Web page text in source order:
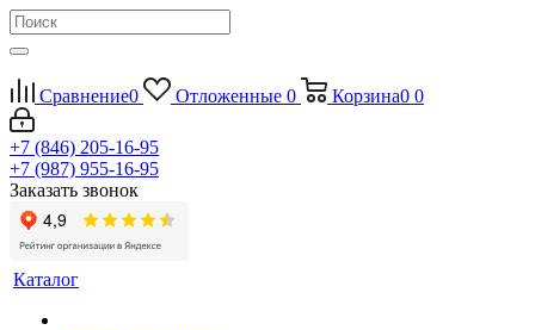
Сравнение0 Отложенные 0 Корзина0 0
+7 (846) 205-16-95
+7 (987) 955-16-95
Заказать звонок
Каталог